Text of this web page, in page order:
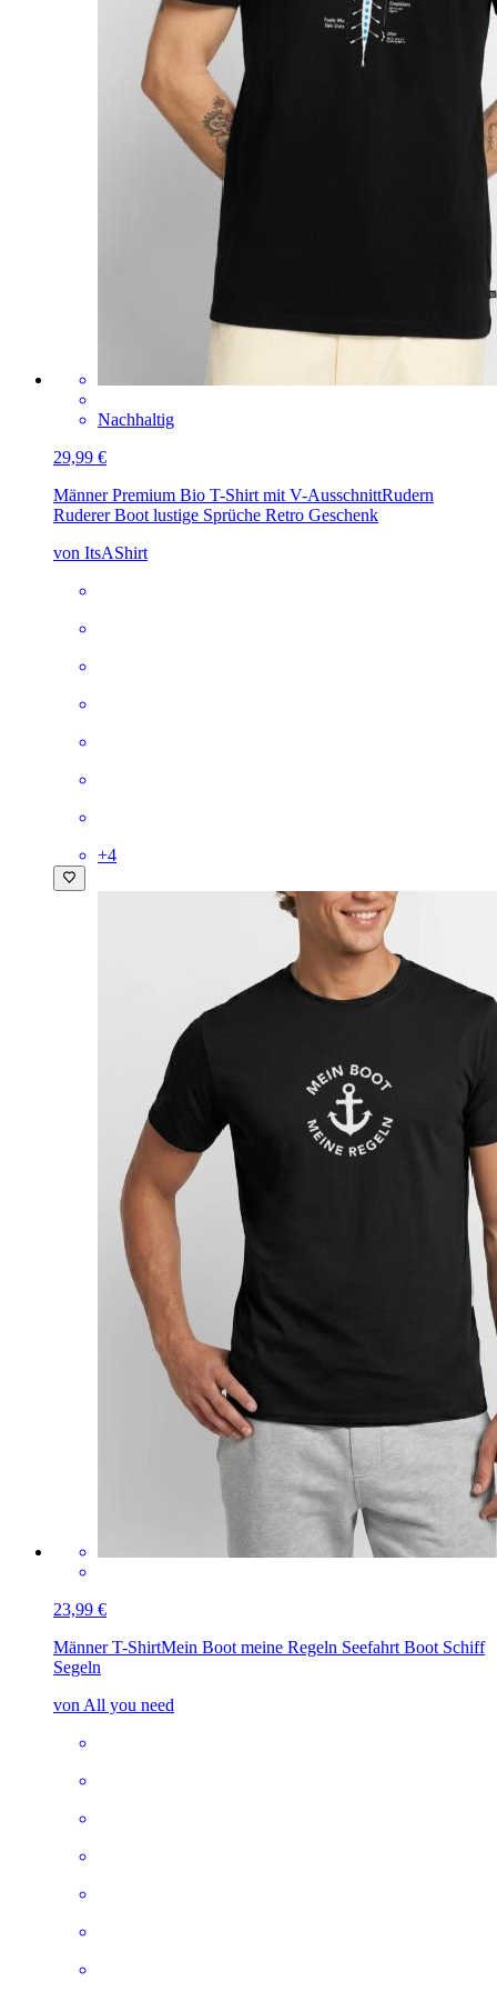
Nachhaltig
29,99 €
Männer Premium Bio T-Shirt mit V-AusschnittRudern
Ruderer Boot lustige Sprüche Retro Geschenk
von ItsAShirt
+4
23,99 €
Männer T-ShirtMein Boot meine Regeln Seefahrt Boot Schiff
Segeln
von All you need